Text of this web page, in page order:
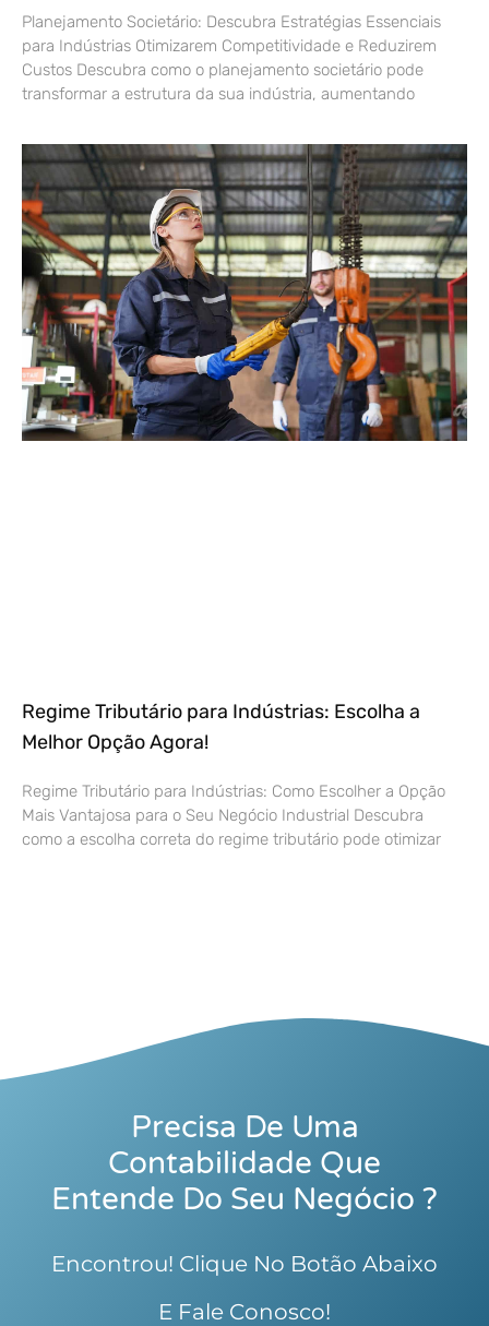
Planejamento Societário: Descubra Estratégias Essenciais
para Indústrias Otimizarem Competitividade e Reduzirem
Custos Descubra como o planejamento societário pode
transformar a estrutura da sua indústria, aumentando
Regime Tributário para Indústrias: Escolha a
Melhor Opção Agora!
Regime Tributário para Indústrias: Como Escolher a Opção
Mais Vantajosa para o Seu Negócio Industrial Descubra
como a escolha correta do regime tributário pode otimizar
Precisa De Uma
Contabilidade Que
Entende Do Seu Negócio ?
Encontrou! Clique No Botão Abaixo
E Fale Conosco!